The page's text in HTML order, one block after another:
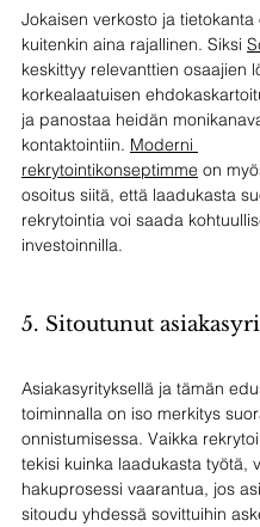
Jokaisen verkosto ja
kuitenkin aina rajallinen. Siksi
keskittyy relevanttien osaajien
korkealaatuisen
ja panostaa heidän
kontaktointiin. Moderni
rekrytointikonseptimme on
osoitus siitä, että laadukasta
rekrytointia voi saada
investoinnilla.
5. Sitoutunut
Asiakasyrityksellä ja tämän
toiminnalla on iso merkitys
onnistumisessa. Vaikka
tekisi kuinka laadukasta työtä,
hakuprosessi vaarantua, jos
sitoudu yhdessä sovittuihin